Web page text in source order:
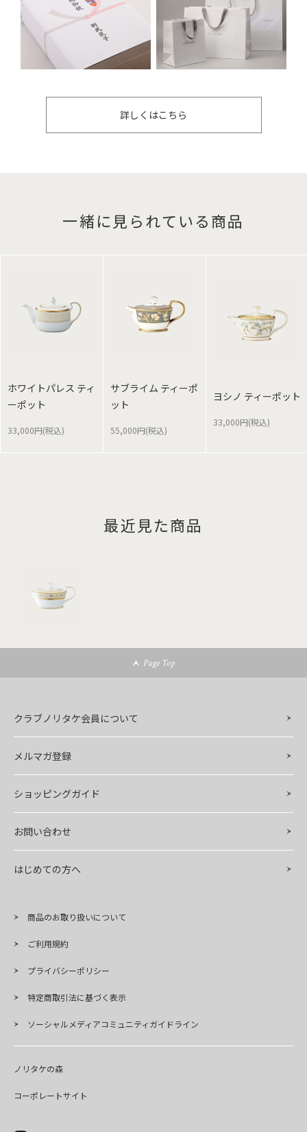
詳しくはこちら
一緒に見られている商品
ホワイトパレス ティ
ーポット
33,000円(税込)
サブライム ティーポ
ット
55,000円(税込)
ヨシノ ティーポット
33,000円(税込)
最近見た商品
Page Top
クラブノリタケ会員について
メルマガ登録
ショッピングガイド
お問い合わせ
はじめての方へ
商品のお取り扱いについて
ご利用規約
プライバシーポリシー
特定商取引法に基づく表示
ソーシャルメディアコミュニティガイドライン
ノリタケの森
コーポレートサイト